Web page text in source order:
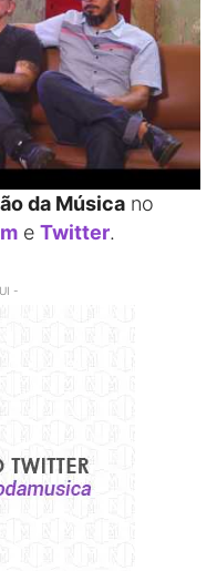
da Música no
e Twitter.
-